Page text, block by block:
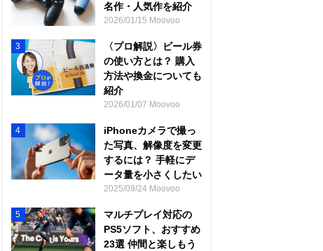
名作・人気作を紹介
2026/01/15 Moovoo
3
〈プロ解説〉ビール券
の使い方とは？ 購入
方法や換金についても
紹介
2026/01/07 Moovoo
4
iPhoneカメラで撮っ
た写真、解像度を変更
するには？ 手軽にデ
ータ量を小さくしたい
2025/09/24 Moovoo
5
マルチプレイ対応の
PS5ソフト、おすすめ
23選 仲間と楽しもう